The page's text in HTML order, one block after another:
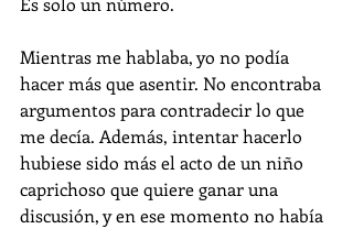
Mientras me hablaba, yo no podía
hacer más que asentir. No encontraba
argumentos para contradecir lo que
me decía. Además, intentar hacerlo
hubiese sido más el acto de un niño
caprichoso que quiere ganar una
discusión, y en ese momento no había